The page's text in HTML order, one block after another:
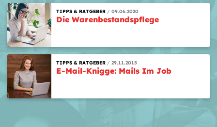
TIPPS & RATGEBER 09.06.2020
Die Warenbestandspflege
TIPPS & RATGEBER 29.11.2015
E-Mail-Knigge: Mails Im Job